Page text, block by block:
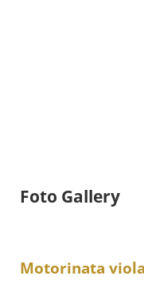
Foto Gallery
Motorinata